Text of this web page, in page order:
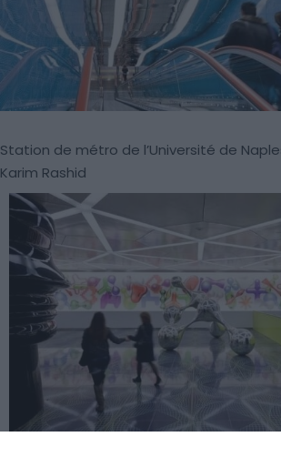
Station de métro de l’Université de
Karim Rashid